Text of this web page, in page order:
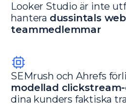
Looker Studio är inte
hantera dussintals
teammedlemmar
SEMrush och Ahrefs
modellad
dina kunders faktiska